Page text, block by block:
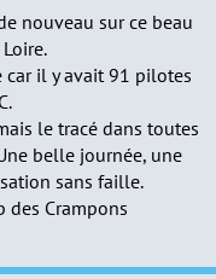
nouveau sur ce beau
car il y avait 91 pilotes
le tracé dans toutes
belle journée, une
sans faille.
des Crampons